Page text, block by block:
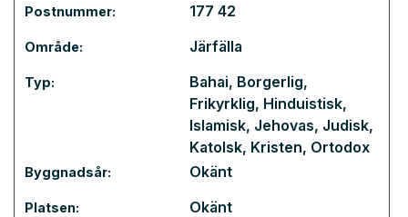
Postnummer: 177 42
Område: Järfälla
Typ: Bahai, Borgerlig,
Frikyrklig, Hinduistisk,
Islamisk, Jehovas, Judisk,
Katolsk, Kristen, Ortodox
Byggnadsår: Okänt
Platsen: Okänt